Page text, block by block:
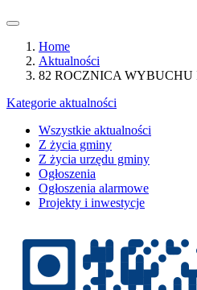
Home
Aktualności
82 ROCZNICA WYBUCHU
Kategorie aktualności
Wszystkie aktualności
Z życia gminy
Z życia urzędu gminy
Ogłoszenia
Ogłoszenia alarmowe
Projekty i inwestycje